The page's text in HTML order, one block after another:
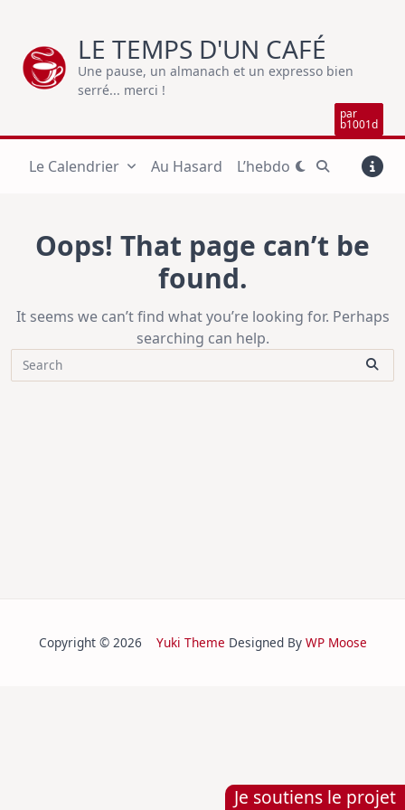
Je soutiens le projet
content
LE TEMPS D'UN CAFÉ
Une pause, un almanach et un expresso bien
serré... merci !
par
b1001d
Le Calendrier Au Hasard L’hebdo
Oops! That page can’t be
found.
It seems we can’t find what you’re looking for. Perhaps
searching can help.
Search
Copyright © 2026 Yuki Theme Designed By WP Moose